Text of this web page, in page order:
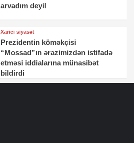
arvadım deyil
Xarici siyasət
Prezidentin köməkçisi
“Mossad”ın ərazimizdən istifadə
etməsi iddialarına münasibət
bildirdi